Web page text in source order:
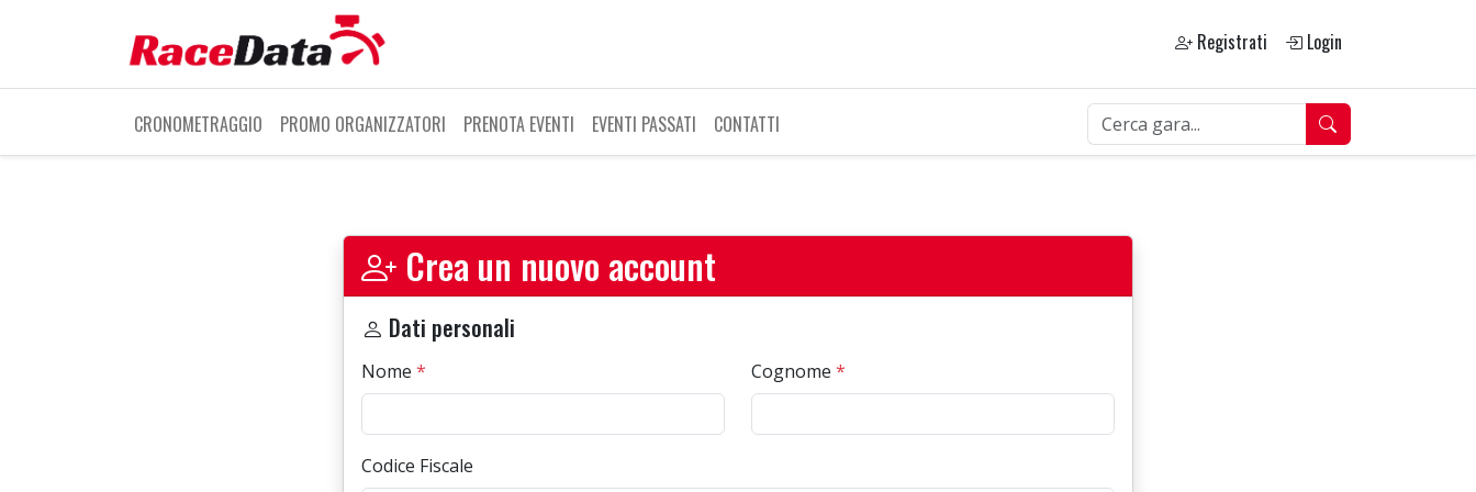
Registrati Login
CRONOMETRAGGIO PROMO ORGANIZZATORI PRENOTA EVENTI EVENTI PASSATI CONTATTI
Crea un nuovo account
Dati personali
Nome * Cognome *
Codice Fiscale